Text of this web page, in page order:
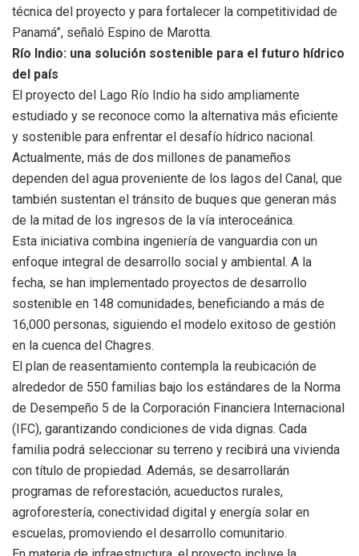
técnica del proyecto y para fortalecer la competitividad de
Panamá”, señaló Espino de Marotta.
Río Indio: una solución sostenible para el futuro hídrico
del país
El proyecto del Lago Río Indio ha sido ampliamente
estudiado y se reconoce como la alternativa más eficiente
y sostenible para enfrentar el desafío hídrico nacional.
Actualmente, más de dos millones de panameños
dependen del agua proveniente de los lagos del Canal, que
también sustentan el tránsito de buques que generan más
de la mitad de los ingresos de la vía interoceánica.
Esta iniciativa combina ingeniería de vanguardia con un
enfoque integral de desarrollo social y ambiental. A la
fecha, se han implementado proyectos de desarrollo
sostenible en 148 comunidades, beneficiando a más de
16,000 personas, siguiendo el modelo exitoso de gestión
en la cuenca del Chagres.
El plan de reasentamiento contempla la reubicación de
alrededor de 550 familias bajo los estándares de la Norma
de Desempeño 5 de la Corporación Financiera Internacional
(IFC), garantizando condiciones de vida dignas. Cada
familia podrá seleccionar su terreno y recibirá una vivienda
con título de propiedad. Además, se desarrollarán
programas de reforestación, acueductos rurales,
agroforestería, conectividad digital y energía solar en
escuelas, promoviendo el desarrollo comunitario.